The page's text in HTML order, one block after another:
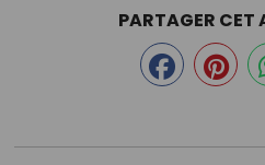
PARTAGER CET